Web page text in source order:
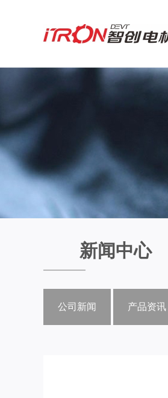
新闻中心
公司新闻 产品资讯